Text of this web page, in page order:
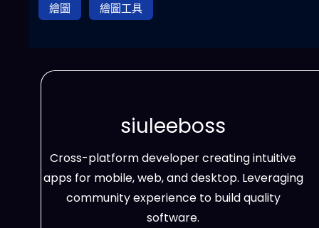
繪圖
繪圖工具
siuleeboss
Cross-platform developer creating intuitive
apps for mobile, web, and desktop. Leveraging
community experience to build quality
software.